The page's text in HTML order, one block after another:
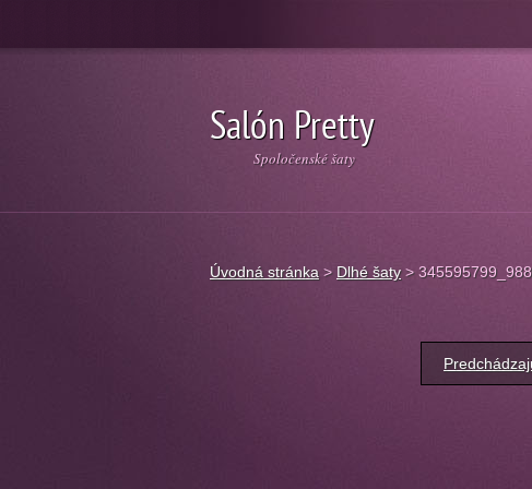
Salón Pretty
Spoločenské šaty
Úvodná stránka > Dlhé šaty >